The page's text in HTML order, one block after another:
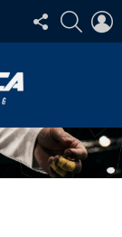
SIGA-
NOS